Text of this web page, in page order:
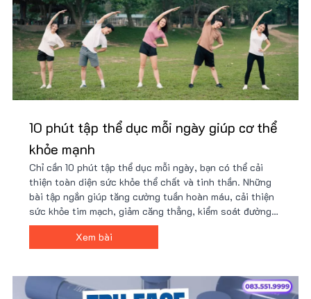
10 phút tập thể dục mỗi ngày giúp cơ thể
khỏe mạnh
Chỉ cần 10 phút tập thể dục mỗi ngày, bạn có thể cải
thiện toàn diện sức khỏe thể chất và tinh thần. Những
bài tập ngắn giúp tăng cường tuần hoàn máu, cải thiện
sức khỏe tim mạch, giảm căng thẳng, kiểm soát đường
huyết, hỗ trợ giảm cân, tăng cường hệ miễn dịch và
nâng cao năng suất làm việc.
Xem bài